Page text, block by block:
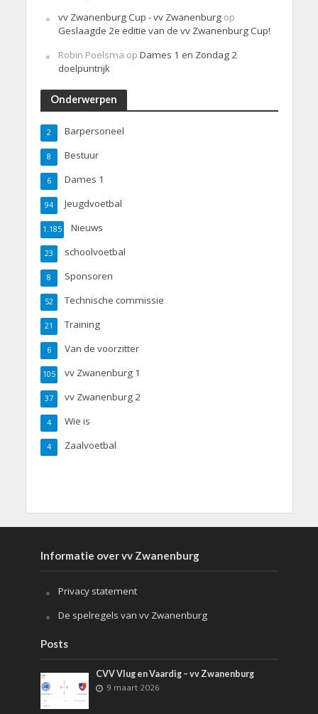
vv Zwanenburg Cup - vv Zwanenburgop
Geslaagde 2e editie van de vv Zwanenburg Cup!
Robin Poelsma op Dames 1 en Zondag 2
doelpuntrijk
Onderwerpen
Barpersoneel
2
Bestuur
8
Dames 1
6
Jeugdvoetbal
94
Nieuws
1.185
schoolvoetbal
23
Sponsoren
8
Technische commissie
52
Training
21
Van de voorzitter
6
vv Zwanenburg 1
105
vv Zwanenburg 2
37
Wie is
4
Zaalvoetbal
4
Informatie over vv Zwanenburg
Privacy statement
De spelregels van vv Zwanenburg
Posts
CVV Vlug en Vaardig – vv Zwanenburg
9 maart 2026